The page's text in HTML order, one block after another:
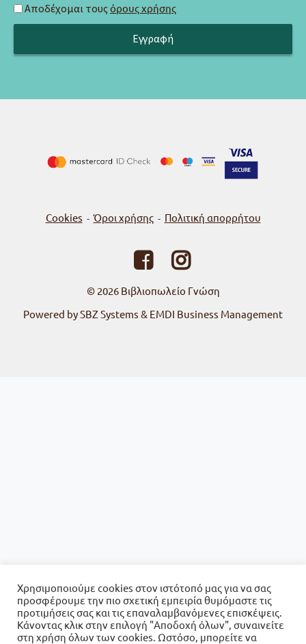
Αποδέχομαι τους όρους χρήσης
Cookies - Όροι χρήσης - Πολιτική απορρήτου
© 2026 Βιβλιοπωλείο Γνώση
Powered by SBZ Systems & EMDI Business Management
Χρησιμοποιούμε cookies στον ιστότοπό μας για να σας
προσφέρουμε την πιο σχετική εμπειρία θυμόμαστε τις
προτιμήσεις σας και τις επαναλαμβανόμενες επισκέψεις.
Κάνοντας κλικ στην επιλογή "Αποδοχή όλων", συναινείτε
στη χρήση όλων των cookies. Ωστόσο, μπορείτε να